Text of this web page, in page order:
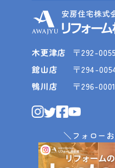
木更津店 〒292-0055
館山店 〒294-
鴨川店 〒296-0001
＼フォロー